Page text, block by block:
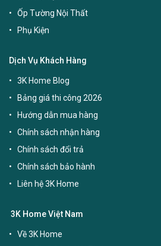
Ốp Tường Nội Thất
Phụ Kiện
Dịch Vụ Khách Hàng
3K Home Blog
Bảng giá thi công 2026
Hướng dẫn mua hàng
Chính sách nhận hàng
Chính sách đổi trả
Chính sách bảo hành
Liên hệ 3K Home
3K Home Việt Nam
Về 3K Home